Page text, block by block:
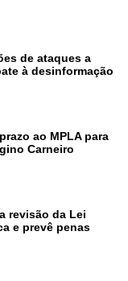
de ataques a
à desinformação
ao MPLA para
Carneiro
revisão da Lei
e prevê penas